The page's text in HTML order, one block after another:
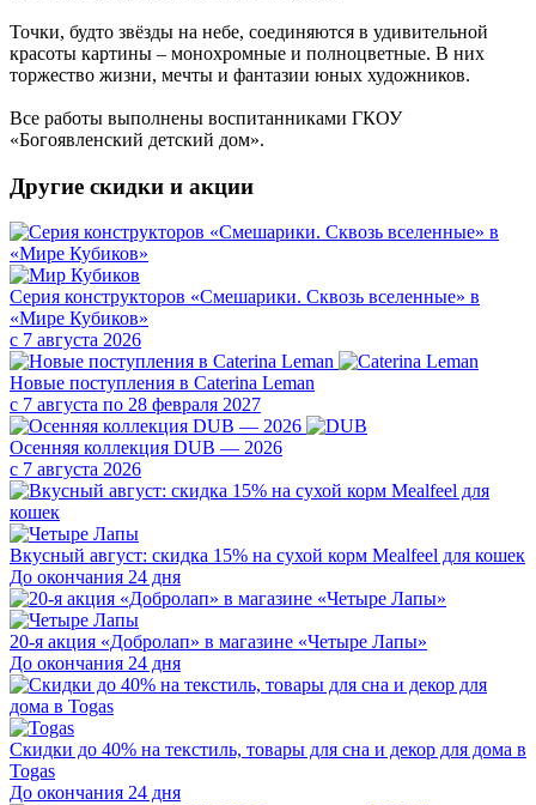
Точки, будто звёзды на небе, соединяются в удивительной
красоты картины – монохромные и полноцветные. В них
торжество жизни, мечты и фантазии юных художников.
Все работы выполнены воспитанниками ГКОУ
«Богоявленский детский дом».
Другие скидки и акции
Серия конструкторов «Смешарики. Сквозь вселенные» в
«Мире Кубиков»
с 7 августа 2026
Новые поступления в Caterina Leman
с 7 августа по 28 февраля 2027
Осенняя коллекция DUB — 2026
с 7 августа 2026
Вкусный август: скидка 15% на сухой корм Mealfeel для кошек
До окончания 24 дня
20-я акция «Добролап» в магазине «Четыре Лапы»
До окончания 24 дня
Скидки до 40% на текстиль, товары для сна и декор для дома в
Togas
До окончания 24 дня